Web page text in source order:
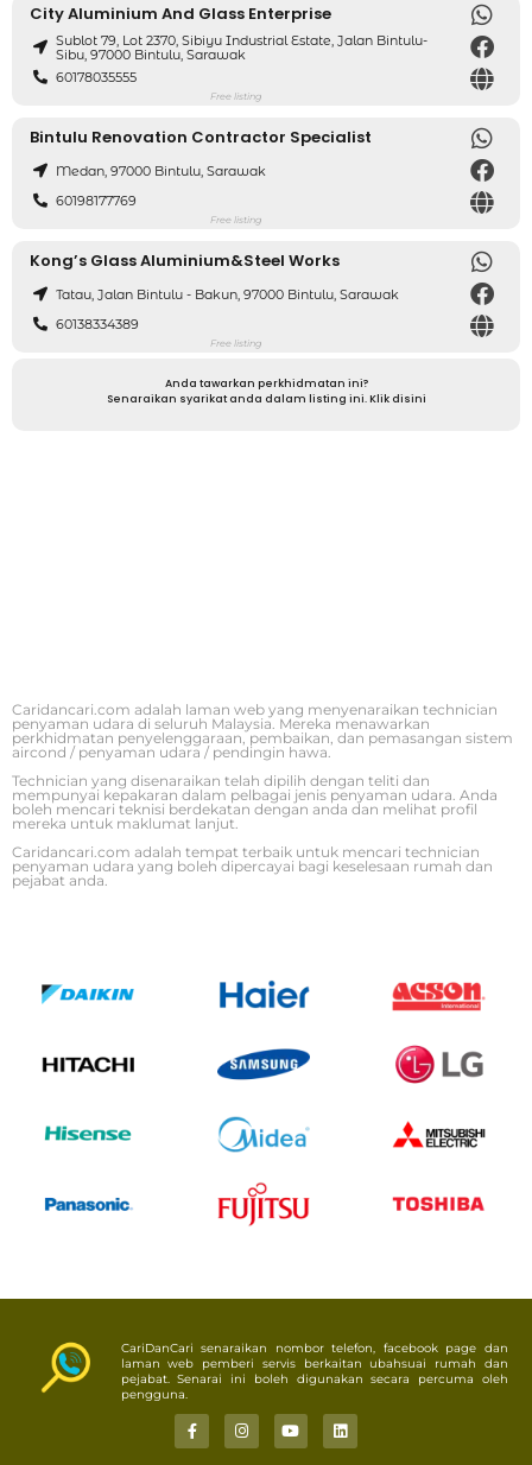
City Aluminium And Glass Enterprise
Sublot 79, Lot 2370, Sibiyu Industrial Estate, Jalan Bintulu-
Sibu, 97000 Bintulu, Sarawak
60178035555
Free listing
Bintulu Renovation Contractor Specialist
Medan, 97000 Bintulu, Sarawak
60198177769
Free listing
Kong’s Glass Aluminium&Steel Works
Tatau, Jalan Bintulu - Bakun, 97000 Bintulu, Sarawak
60138334389
Free listing
Anda tawarkan perkhidmatan ini?
Senaraikan syarikat anda dalam listing ini. Klik disini
Caridancari.com adalah laman web yang menyenaraikan technician
penyaman udara di seluruh Malaysia. Mereka menawarkan
perkhidmatan penyelenggaraan, pembaikan, dan pemasangan sistem
aircond / penyaman udara / pendingin hawa.
Technician yang disenaraikan telah dipilih dengan teliti dan
mempunyai kepakaran dalam pelbagai jenis penyaman udara. Anda
boleh mencari teknisi berdekatan dengan anda dan melihat profil
mereka untuk maklumat lanjut.
Caridancari.com adalah tempat terbaik untuk mencari technician
penyaman udara yang boleh dipercayai bagi keselesaan rumah dan
pejabat anda.
CariDanCari senaraikan nombor telefon, facebook page dan
laman web pemberi servis berkaitan ubahsuai rumah dan
pejabat. Senarai ini boleh digunakan secara percuma oleh
pengguna.